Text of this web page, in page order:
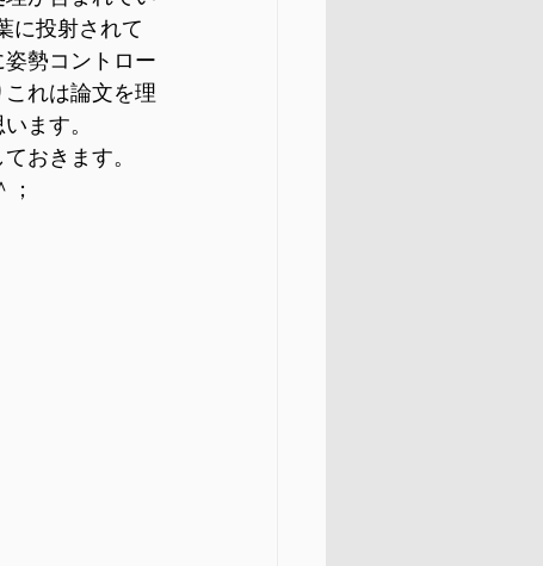
に投射されて
勢コントロー
れは論文を理
ます。
おきます。